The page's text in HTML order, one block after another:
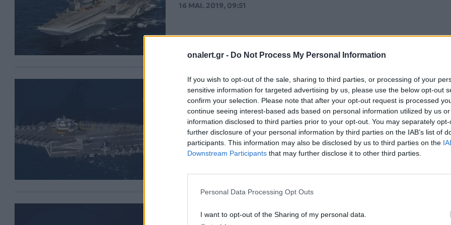
onalert.gr - Do Not Process My Personal Information
If you wish to opt-out of the sale, sharing to third parties, or processing of your
sensitive information for targeted advertising by us, please use the below opt-out
confirm your selection. Please note that after your opt-out request is processed
continue seeing interest-based ads based on personal information utilized by us
information disclosed to third parties prior to your opt-out. You may separately
further disclosure of your personal information by third parties on the IAB’s list of
participants. This information may also be disclosed by us to third parties on the
Downstream Participants that may further disclose it to other third parties.
Personal Data Processing Opt Outs
I want to opt-out of the Sharing of my personal data.
16 ΜΑΙ. 2019, 09:51
“Συνωστισμός” από Rafale πάνω στο
Charles De Gaulle της Γαλλίας – ΦΩΤΟ
Είναι η πρώτη φορά που το Charles de Gaulle αναπτύσσεται με
μαχητικά Rafale Marine.
14 ΦΕΒ. 2019, 12:25
Ιράκ: Rafale έπληξαν κέντρο διοίκησης του ΙΚ